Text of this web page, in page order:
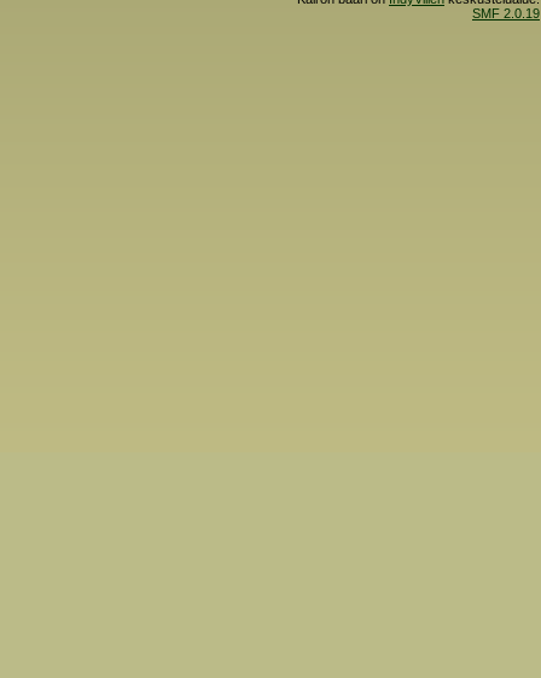
SMF 2.0.19